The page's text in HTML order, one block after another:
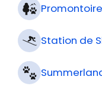
Station de